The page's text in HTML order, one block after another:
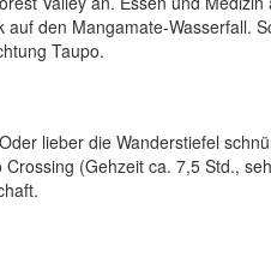
den Mangamate-Wasserfall.
Taupo.
lieber die Wanderstiefel
(Gehzeit ca. 7,5 Std.,